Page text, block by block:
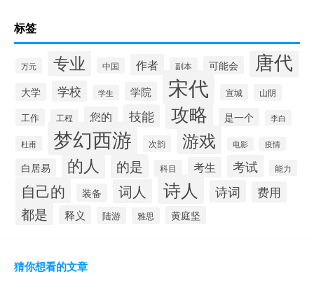
标签
万元 专业 中国 作者 副本 可能会 唐代
大学 学校 学生 学院 宋代 宣城 山阴
工作 工程 您的 技能 攻略 是一个 李白
杜甫 梦幻西游 次韵 游戏 电影 疫情
白居易 的人 的是 科目 考生 考试 能力
自己的 装备 词人 诗人 诗词 费用
都是 释义 陆游 雅思 黄庭坚
猜你想看的文章